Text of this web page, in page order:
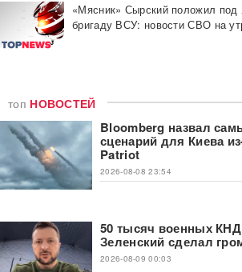
«Мясник» Сырский положил
бригаду ВСУ: новости СВО на
топ НОВОСТЕЙ
Bloomberg назвал
сценарий для Киева
Patriot
2026-08-08 23:54
50 тысяч военных
Зеленский сделал
2026-08-09 00:03